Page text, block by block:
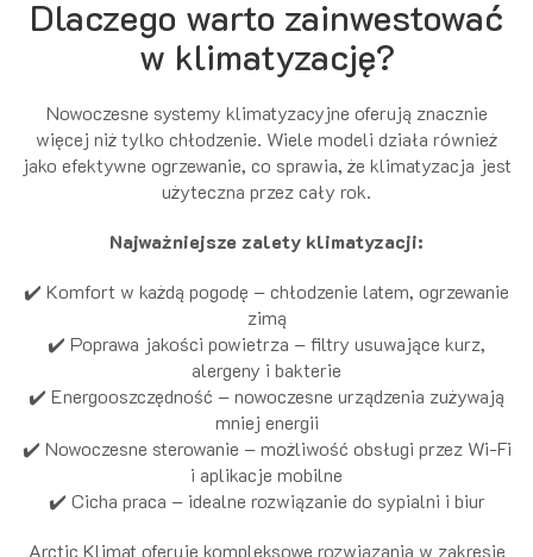
Dlaczego warto zainwestować
w klimatyzację?
Nowoczesne systemy klimatyzacyjne oferują znacznie
więcej niż tylko chłodzenie. Wiele modeli działa również
jako efektywne ogrzewanie, co sprawia, że klimatyzacja jest
użyteczna przez cały rok.
Najważniejsze zalety klimatyzacji:
✔️ Komfort w każdą pogodę – chłodzenie latem, ogrzewanie
zimą
✔️ Poprawa jakości powietrza – filtry usuwające kurz,
alergeny i bakterie
✔️ Energooszczędność – nowoczesne urządzenia zużywają
mniej energii
✔️ Nowoczesne sterowanie – możliwość obsługi przez Wi-Fi
i aplikacje mobilne
✔️ Cicha praca – idealne rozwiązanie do sypialni i biur
Arctic Klimat oferuje kompleksowe rozwiązania w zakresie